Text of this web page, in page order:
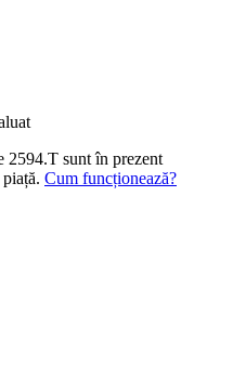
sunt în prezent
Cum funcționează?